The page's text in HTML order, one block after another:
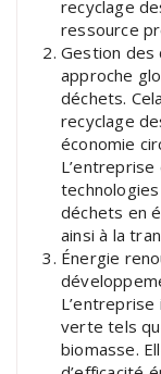
recyclage
ressource
Gestion des
approche
déchets.
recyclage
économie
déchets en
ainsi à la
Énergie
verte tels
biomasse.